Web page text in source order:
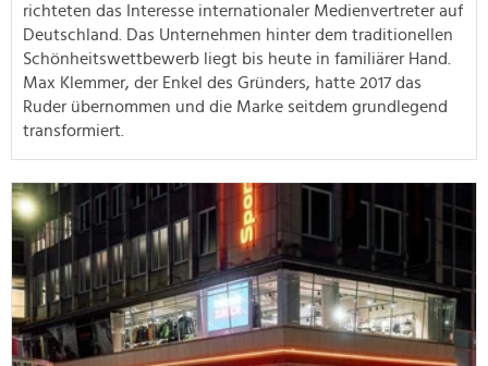
richteten das Interesse internationaler Medienvertreter auf
Deutschland. Das Unternehmen hinter dem traditionellen
Schönheitswettbewerb liegt bis heute in familiärer Hand.
Max Klemmer, der Enkel des Gründers, hatte 2017 das
Ruder übernommen und die Marke seitdem grundlegend
transformiert.